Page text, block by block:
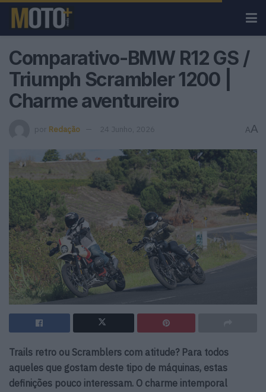
Comparativo-BMW R12 GS /
Triumph Scrambler 1200 |
Charme aventureiro
por Redação 24 Junho, 2026 AA
Trails retro ou Scramblers com atitude? Para todos
aqueles que gostam deste tipo de máquinas, estas
definições pouco interessam. O charme intemporal